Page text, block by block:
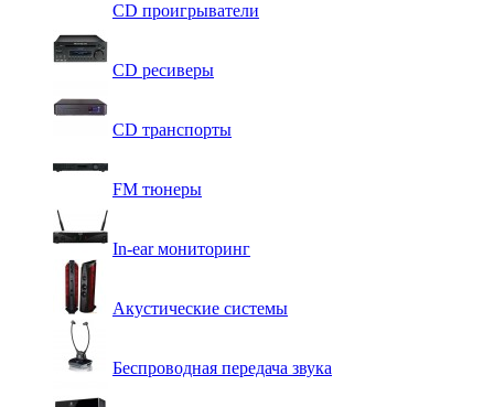
CD проигрыватели
CD ресиверы
CD транспорты
FM тюнеры
In-ear мониторинг
Акустические системы
Беспроводная передача звука